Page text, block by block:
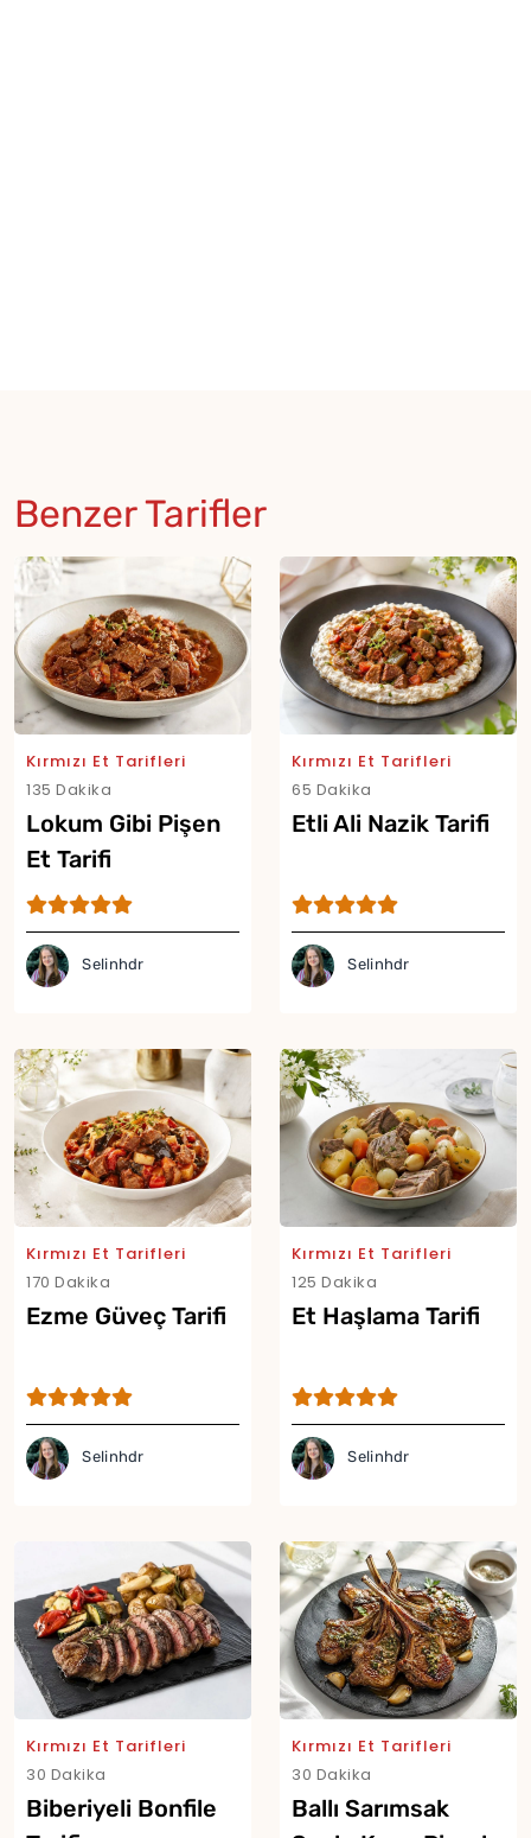
Benzer Tarifler
Kırmızı Et Tarifleri
135 Dakika
Lokum Gibi Pişen
Et Tarifi
Selinhdr
Kırmızı Et Tarifleri
65 Dakika
Etli Ali Nazik Tarifi
Selinhdr
Kırmızı Et Tarifleri
170 Dakika
Ezme Güveç Tarifi
Selinhdr
Kırmızı Et Tarifleri
125 Dakika
Et Haşlama Tarifi
Selinhdr
Kırmızı Et Tarifleri
30 Dakika
Biberiyeli Bonfile
Kırmızı Et Tarifleri
30 Dakika
Ballı Sarımsak